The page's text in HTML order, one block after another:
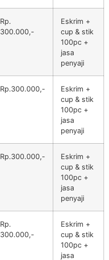
Rp.
300.000,-
Eskrim +
cup & stik
100pc +
jasa
penyaji
Rp.300.000,-
Eskrim +
cup & stik
100pc +
jasa
penyaji
Rp.300.000,-
Eskrim +
cup & stik
100pc +
jasa
penyaji
Rp.
300.000,-
Eskrim +
cup & stik
100pc +
jasa